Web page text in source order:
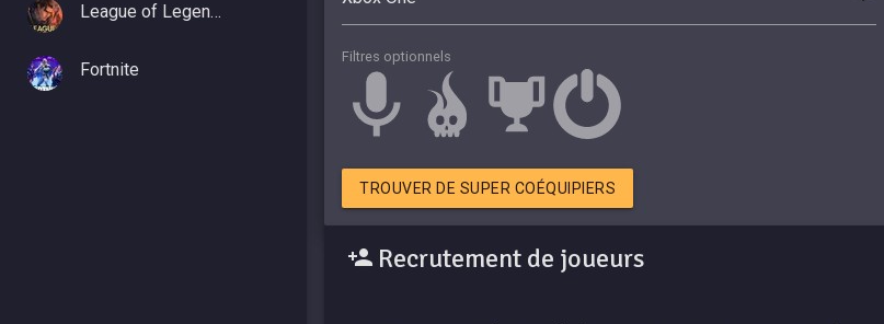
League of Legends
Fortnite
Filtres optionnels
TROUVER DE SUPER COÉQUIPIERS
Recrutement de joueurs